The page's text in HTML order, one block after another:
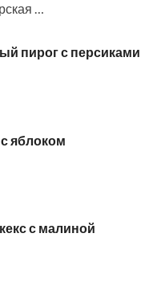
…
пирог с персиками
яблоком
с малиной